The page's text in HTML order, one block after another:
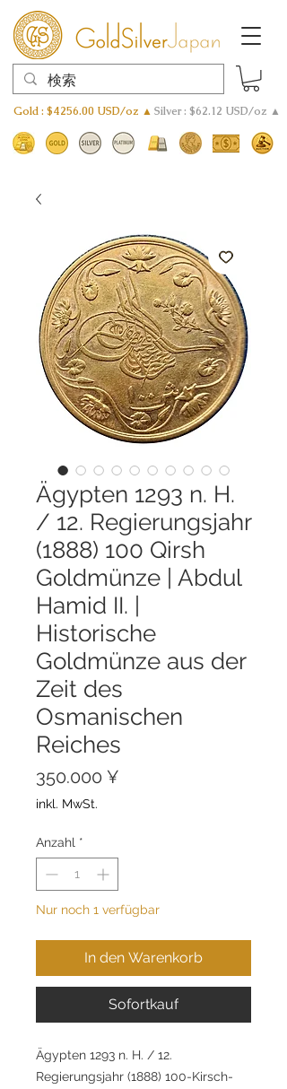
Gold : $4256.00 USD/oz ▲ Silver : $62.12 USD/oz ▲
Ägypten 1293 n. H.
/ 12. Regierungsjahr
(1888) 100 Qirsh
Goldmünze | Abdul
Hamid II. |
Historische
Goldmünze aus der
Zeit des
Osmanischen
Reiches
350.000 ¥
inkl. MwSt.
Anzahl *
Nur noch 1 verfügbar
In den Warenkorb
Sofortkauf
Ägypten 1293 n. H. / 12.
Regierungsjahr (1888) 100-Kirsch-